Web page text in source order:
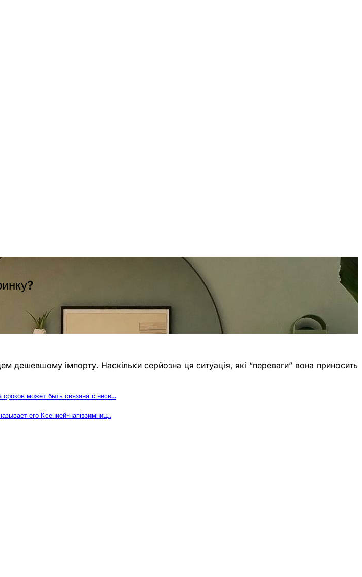
дешевшому імпорту. Наскільки серйозна ця ситуація, які “переваги” вона приносить
может быть связана с несв…
его Ксенией-напівзимниц…